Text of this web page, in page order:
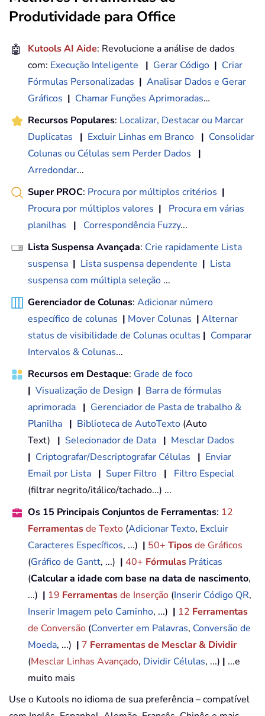
Produtividade para Office
🤖 Kutools AI Aide: Revolucione a análise de dados
com: Execução Inteligente | Gerar Código | Criar
Fórmulas Personalizadas | Analisar Dados e Gerar
Gráficos | Chamar Funções Aprimoradas…
Recursos Populares: Localizar, Destacar ou Marcar
Duplicatas
| Excluir Linhas em Branco | Consolidar
Colunas ou Células sem Perder Dados
|
Arredondar...
Super PROC: Procura por múltiplos critérios |
Procura por múltiplos valores |
Procura em várias
planilhas
| Correspondência Fuzzy...
Lista Suspensa Avançada: Crie rapidamente Lista
suspensa | Lista suspensa dependente | Lista
suspensa com múltipla seleção ...
Gerenciador de Colunas: Adicionar número
específico de colunas | Mover Colunas | Alternar
status de visibilidade de Colunas ocultas | Comparar
Intervalos & Colunas...
Recursos em Destaque: Grade de foco
| Visualização de Design | Barra de fórmulas
aprimorada | Gerenciador de Pasta de trabalho &
Planilha | Biblioteca de AutoTexto (Auto
Text) | Selecionador de Data | Mesclar Dados
| Criptografar/Descriptografar Células | Enviar
Email por Lista | Super Filtro |
Filtro Especial
(filtrar negrito/itálico/tachado...) ...
Os 15 Principais Conjuntos de Ferramentas: 12
Ferramentasde Texto (Adicionar Texto, Excluir
Caracteres Específicos, ...) | 50+ Tiposde Gráficos
(Gráfico de Gantt, ...) | 40+ Fórmulas Práticas
(Calcular a idade com base na data de nascimento,
...) | 19 Ferramentasde Inserção (Inserir Código QR,
Inserir Imagem pelo Caminho, ...) | 12 Ferramentas
de Conversão (Converter em Palavras, Conversão de
Moeda, ...) | 7 Ferramentas de Mesclar & Dividir
(Mesclar Linhas Avançado, Dividir Células, ...) | ...e
muito mais
Use o Kutools no idioma de sua preferência – compatível